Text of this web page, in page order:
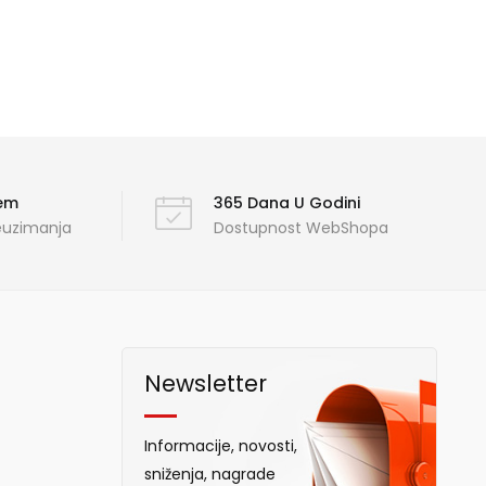
365 Dana U Godini
Dostupnost WebShopa
Newsletter
Informacije, novosti,
sniženja, nagrade